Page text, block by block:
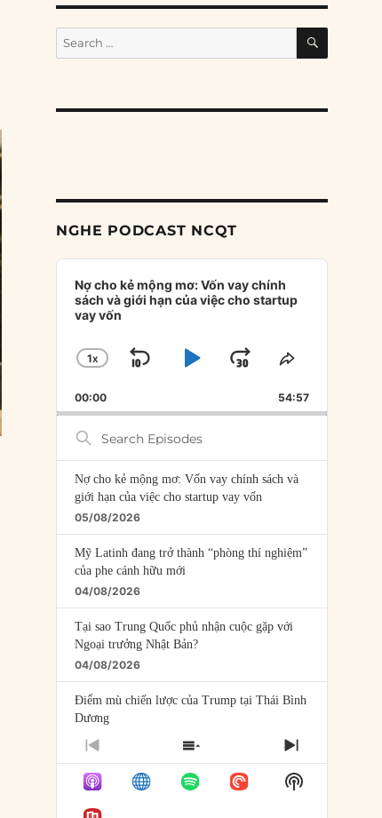
Search
for:
SEARCH
NGHE PODCAST NCQT
Audio
Player
Nợ cho kẻ mộng mơ: Vốn vay chính
sách và giới hạn của việc cho startup
vay vốn
CHANGE
RATE
1X
SKIP
BACKWARD
PLAYJUMP
FORWARD
SHARE
EPISODE
00:00 54:57
Search
Episodes
Nợ cho kẻ mộng mơ: Vốn vay chính sách và
giới hạn của việc cho startup vay vốn
05/08/2026
Mỹ Latinh đang trở thành “phòng thí nghiệm”
của phe cánh hữu mới
04/08/2026
Tại sao Trung Quốc phủ nhận cuộc gặp với
Ngoại trưởng Nhật Bản?
04/08/2026
Điểm mù chiến lược của Trump tại Thái Bình
Dương
03/08/2026
Đặt cược vào thất bại: Các quỹ đầu tư mạo
hiểm quốc gia và khía cạnh chính trị của vốn
rủi ro
PREVIOUS
EPISODE
SHOW
EPISODES
LIST
NEXT
EPISODE
Show
Podcast